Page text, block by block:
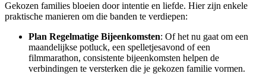
Gekozen families bloeien door intentie en liefde. Hier zijn enkele
praktische manieren om die banden te verdiepen:
Plan Regelmatige Bijeenkomsten: Of het nu gaat om een
maandelijkse potluck, een spelletjesavond of een
filmmarathon, consistente bijeenkomsten helpen de
verbindingen te versterken die je gekozen familie vormen.